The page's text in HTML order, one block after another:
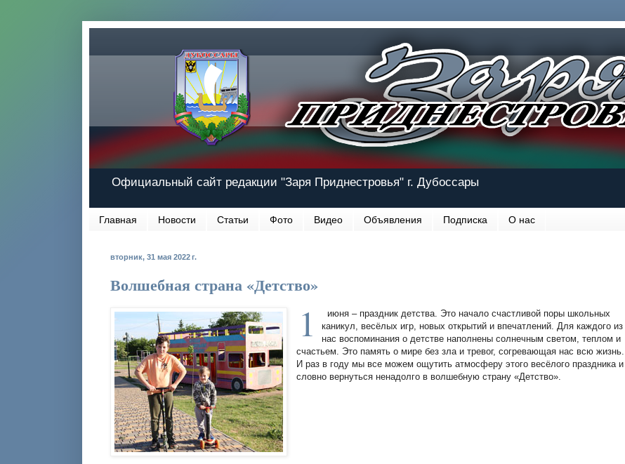
Официальный сайт редакции "Заря Приднестровья" г. Дубоссары
Главная Новости Статьи Фото Видео Объявления Подписка О нас
вторник, 31 мая 2022 г.
Волшебная страна «Детство»
1
июня – праздник детства. Это начало счастливой поры школьных
каникул, весёлых игр, новых открытий и впечатлений. Для каждого из
нас воспоминания о детстве наполнены солнечным светом, теплом и
счастьем. Это память о мире без зла и тревог, согревающая нас всю жизнь.
И раз в году мы все можем ощутить атмосферу этого весёлого праздника и
словно вернуться ненадолго в волшебную страну «Детство».